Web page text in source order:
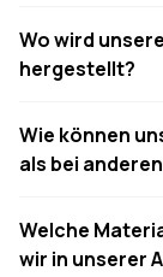
Wo wird
hergestellt?
Wie können
als bei
Welche
wir in unserer